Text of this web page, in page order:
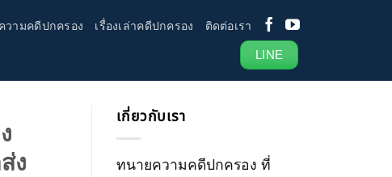
วามคดีปกครอง เรื่องเล่าคดีปกครอง ติดต่อเรา
LINE
ง
เกี่ยวกับเรา
ทนายความคดีปกครอง ที่